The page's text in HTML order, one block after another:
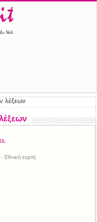
λέξεων
Εθνική εορτή